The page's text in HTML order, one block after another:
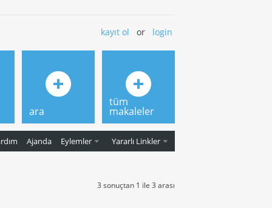
kayıt ol or login
Ajanda Eylemler Yararlı Linkler
ara
tüm
makaleler
3 sonuçtan 1 ile 3 arası